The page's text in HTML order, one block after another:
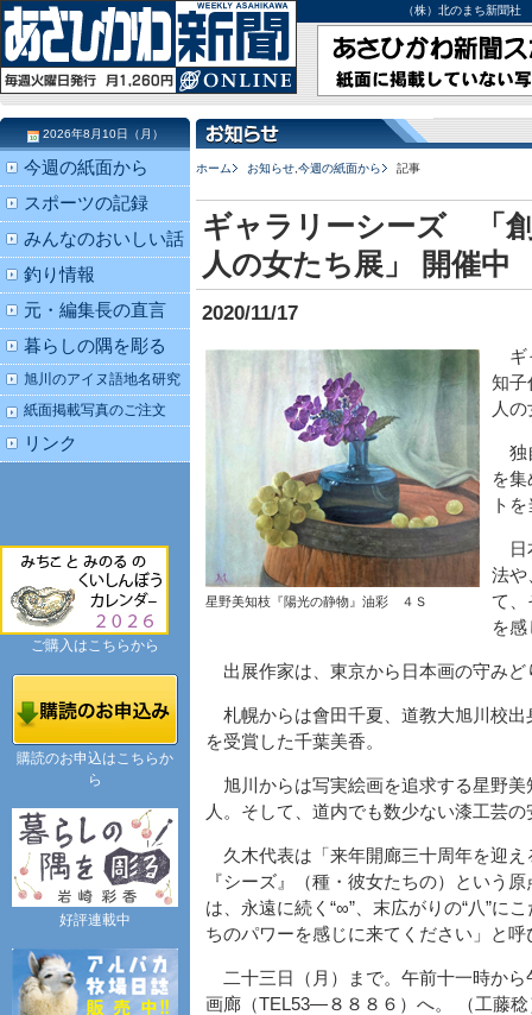
（株）北のまち新聞
ホーム お知らせ 今週の紙面から 記事
ギャラリーシーズ 「
人の女たち展」 開催中
2020/11/17
星野美知枝『陽光の静物』油彩 ４Ｓ
ギ
知子
人
独
を
ト
日
法や
て、
を
出展作家は、東京から日本画の守みど
札幌からは會田千夏、道教大旭川校出
を受賞した千葉美香。
旭川からは写実絵画を追求する星野
人。そして、道内でも数少ない漆工芸
久木代表は「来年開廊三十周年を迎
『シーズ』（種・彼女たちの）という
は、永遠に続く“∞”、末広がりの“八”に
ちのパワーを感じに来てください」と
二十三日（月）まで。午前十一時から
画廊（TEL53―８８８６）へ。 （工藤稔
2026年8月10日（月）
今週の紙面から
スポーツの記録
みんなのおいしい話
釣り情報
元・編集長の直言
暮らしの隅を彫る
旭川のアイヌ語地名研究
紙面掲載写真のご注文
リンク
ご購入はこちらから
購読のお申込はこちらか
ら
好評連載中